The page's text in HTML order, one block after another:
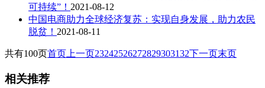
可持续”！ 2021-08-12
中国电商助力全球经济复苏：实现自身发展，助力农民
脱贫！ 2021-08-11
共有100页首页 上一页23242526272829303132下一页末页
相关推荐